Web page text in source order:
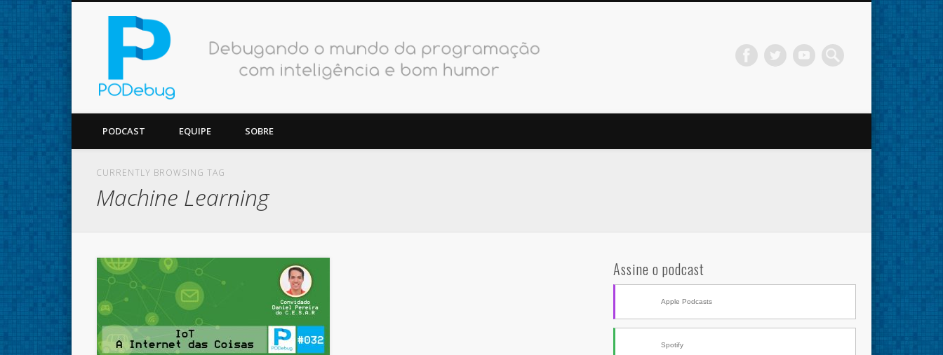
PODCAST EQUIPE SOBRE
CURRENTLY BROWSING TAG
Machine Learning
Assine o podcast
Apple Podcasts
Spotify